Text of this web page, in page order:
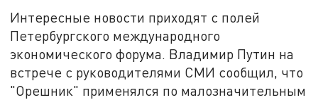
Интересные новости приходят с полей
Петербургского международного
экономического форума. Владимир Путин на
встрече с руководителями СМИ сообщил, что
"Орешник" применялся по малозначительным